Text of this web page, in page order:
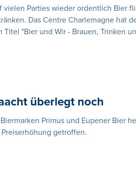
vielen Parties wieder ordentlich Bier
Das Centre Charlemagne hat
"Bier und Wir - Brauen, Trinken
überlegt noch
Primus und Eupener Bier
getroffen.